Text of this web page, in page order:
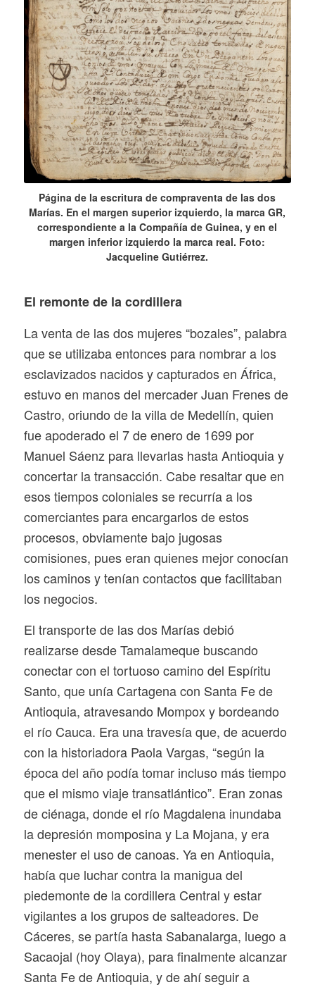
Página de la escritura de compraventa de las dos
Marías. En el margen superior izquierdo, la marca GR,
correspondiente a la Compañía de Guinea, y en el
margen inferior izquierdo la marca real. Foto:
Jacqueline Gutiérrez.
El remonte de la cordillera
La venta de las dos mujeres “bozales”, palabra
que se utilizaba entonces para nombrar a los
esclavizados nacidos y capturados en África,
estuvo en manos del mercader Juan Frenes de
Castro, oriundo de la villa de Medellín, quien
fue apoderado el 7 de enero de 1699 por
Manuel Sáenz para llevarlas hasta Antioquia y
concertar la transacción. Cabe resaltar que en
esos tiempos coloniales se recurría a los
comerciantes para encargarlos de estos
procesos, obviamente bajo jugosas
comisiones, pues eran quienes mejor conocían
los caminos y tenían contactos que facilitaban
los negocios.
El transporte de las dos Marías debió
realizarse desde Tamalameque buscando
conectar con el tortuoso camino del Espíritu
Santo, que unía Cartagena con Santa Fe de
Antioquia, atravesando Mompox y bordeando
el río Cauca. Era una travesía que, de acuerdo
con la historiadora Paola Vargas, “según la
época del año podía tomar incluso más tiempo
que el mismo viaje transatlántico”. Eran zonas
de ciénaga, donde el río Magdalena inundaba
la depresión momposina y La Mojana, y era
menester el uso de canoas. Ya en Antioquia,
había que luchar contra la manigua del
piedemonte de la cordillera Central y estar
vigilantes a los grupos de salteadores. De
Cáceres, se partía hasta Sabanalarga, luego a
Sacaojal (hoy Olaya), para finalmente alcanzar
Santa Fe de Antioquia, y de ahí seguir a